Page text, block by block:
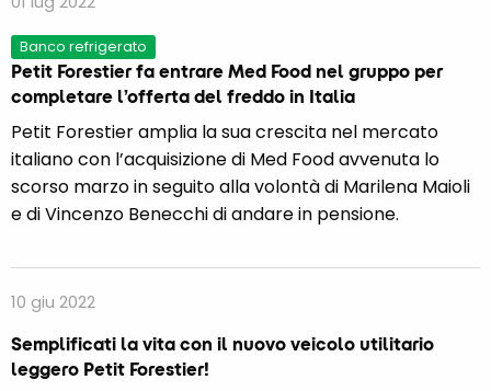
Banco refrigerato
Petit Forestier fa entrare Med Food nel gruppo per
completare l’offerta del freddo in Italia
Petit Forestier amplia la sua crescita nel mercato
italiano con l’acquisizione di Med Food avvenuta lo
scorso marzo in seguito alla volontà di Marilena Maioli
e di Vincenzo Benecchi di andare in pensione.
10 giu 2022
Semplificati la vita con il nuovo veicolo utilitario
leggero Petit Forestier!